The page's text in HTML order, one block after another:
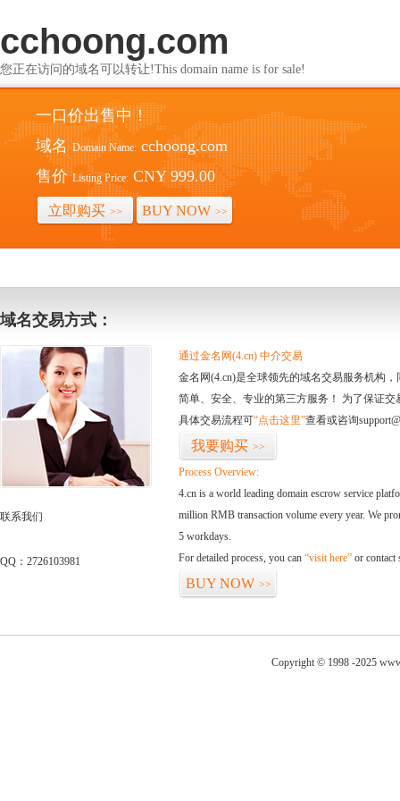
cchoong.com
您正在访问的域名可以转让!This domain name is for sale!
一口价出售中！
域名 Domain Name: cchoong.com
售价 Listing Price: CNY 999.00
立即购买 >> BUY NOW >>
域名交易方式：
联系我们
QQ：2726103981
通过金名网(4.cn) 中介交易
金名网(4.cn)是全球领先的域名交易服务机构
简单、安全、专业的第三方服务！ 为了保证
具体交易流程可“点击这里”查看或咨询
我要购买 >>
Process Overview:
4.cn is a world leading domain escrow service
million RMB transaction volume every year. We
5 workdays.
For detailed process, you can “visit here” or contact
BUY NOW >>
Copyright © 1998 -2025